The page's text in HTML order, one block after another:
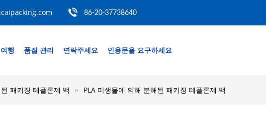
86-20-37738640
행 품질 관리 연락주세요 인용문을 요구하세요
패키징 테플론제 백 PLA 미생물에 의해 분해된 패키징 테플론제 백